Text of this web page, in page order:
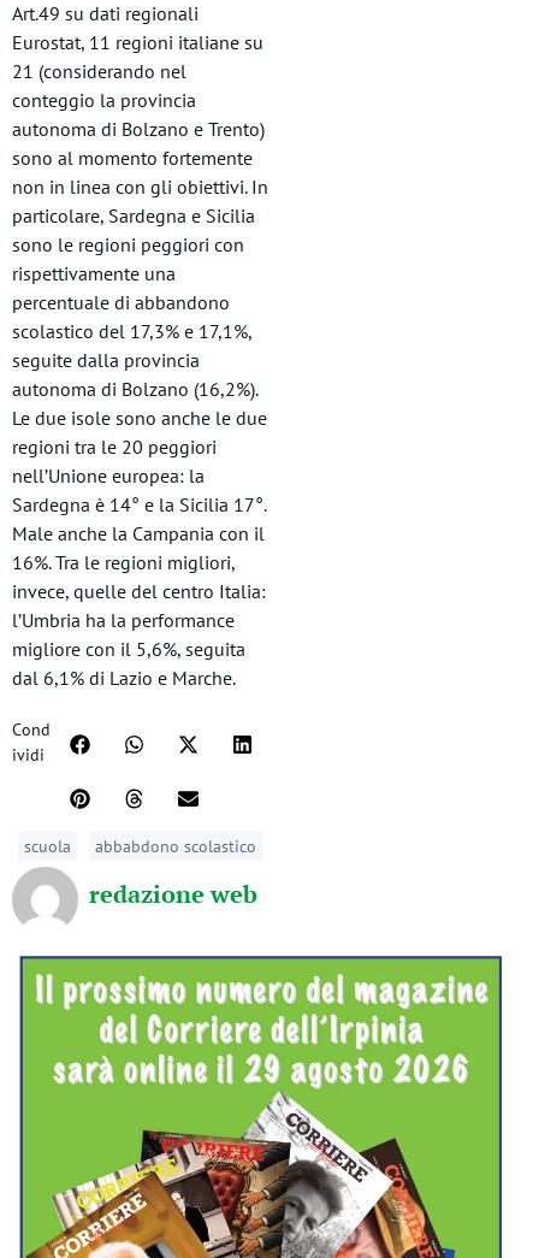
Art.49 su dati regionali
Eurostat, 11 regioni italiane su
21 (considerando nel
conteggio la provincia
autonoma di Bolzano e Trento)
sono al momento fortemente
non in linea con gli obiettivi. In
particolare, Sardegna e Sicilia
sono le regioni peggiori con
rispettivamente una
percentuale di abbandono
scolastico del 17,3% e 17,1%,
seguite dalla provincia
autonoma di Bolzano (16,2%).
Le due isole sono anche le due
regioni tra le 20 peggiori
nell’Unione europea: la
Sardegna è 14° e la Sicilia 17°.
Male anche la Campania con il
16%. Tra le regioni migliori,
invece, quelle del centro Italia:
l’Umbria ha la performance
migliore con il 5,6%, seguita
dal 6,1% di Lazio e Marche.
Cond
ividi
scuola abbabdono scolastico
redazione web